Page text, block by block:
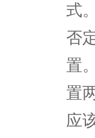
式
否
置
置
应